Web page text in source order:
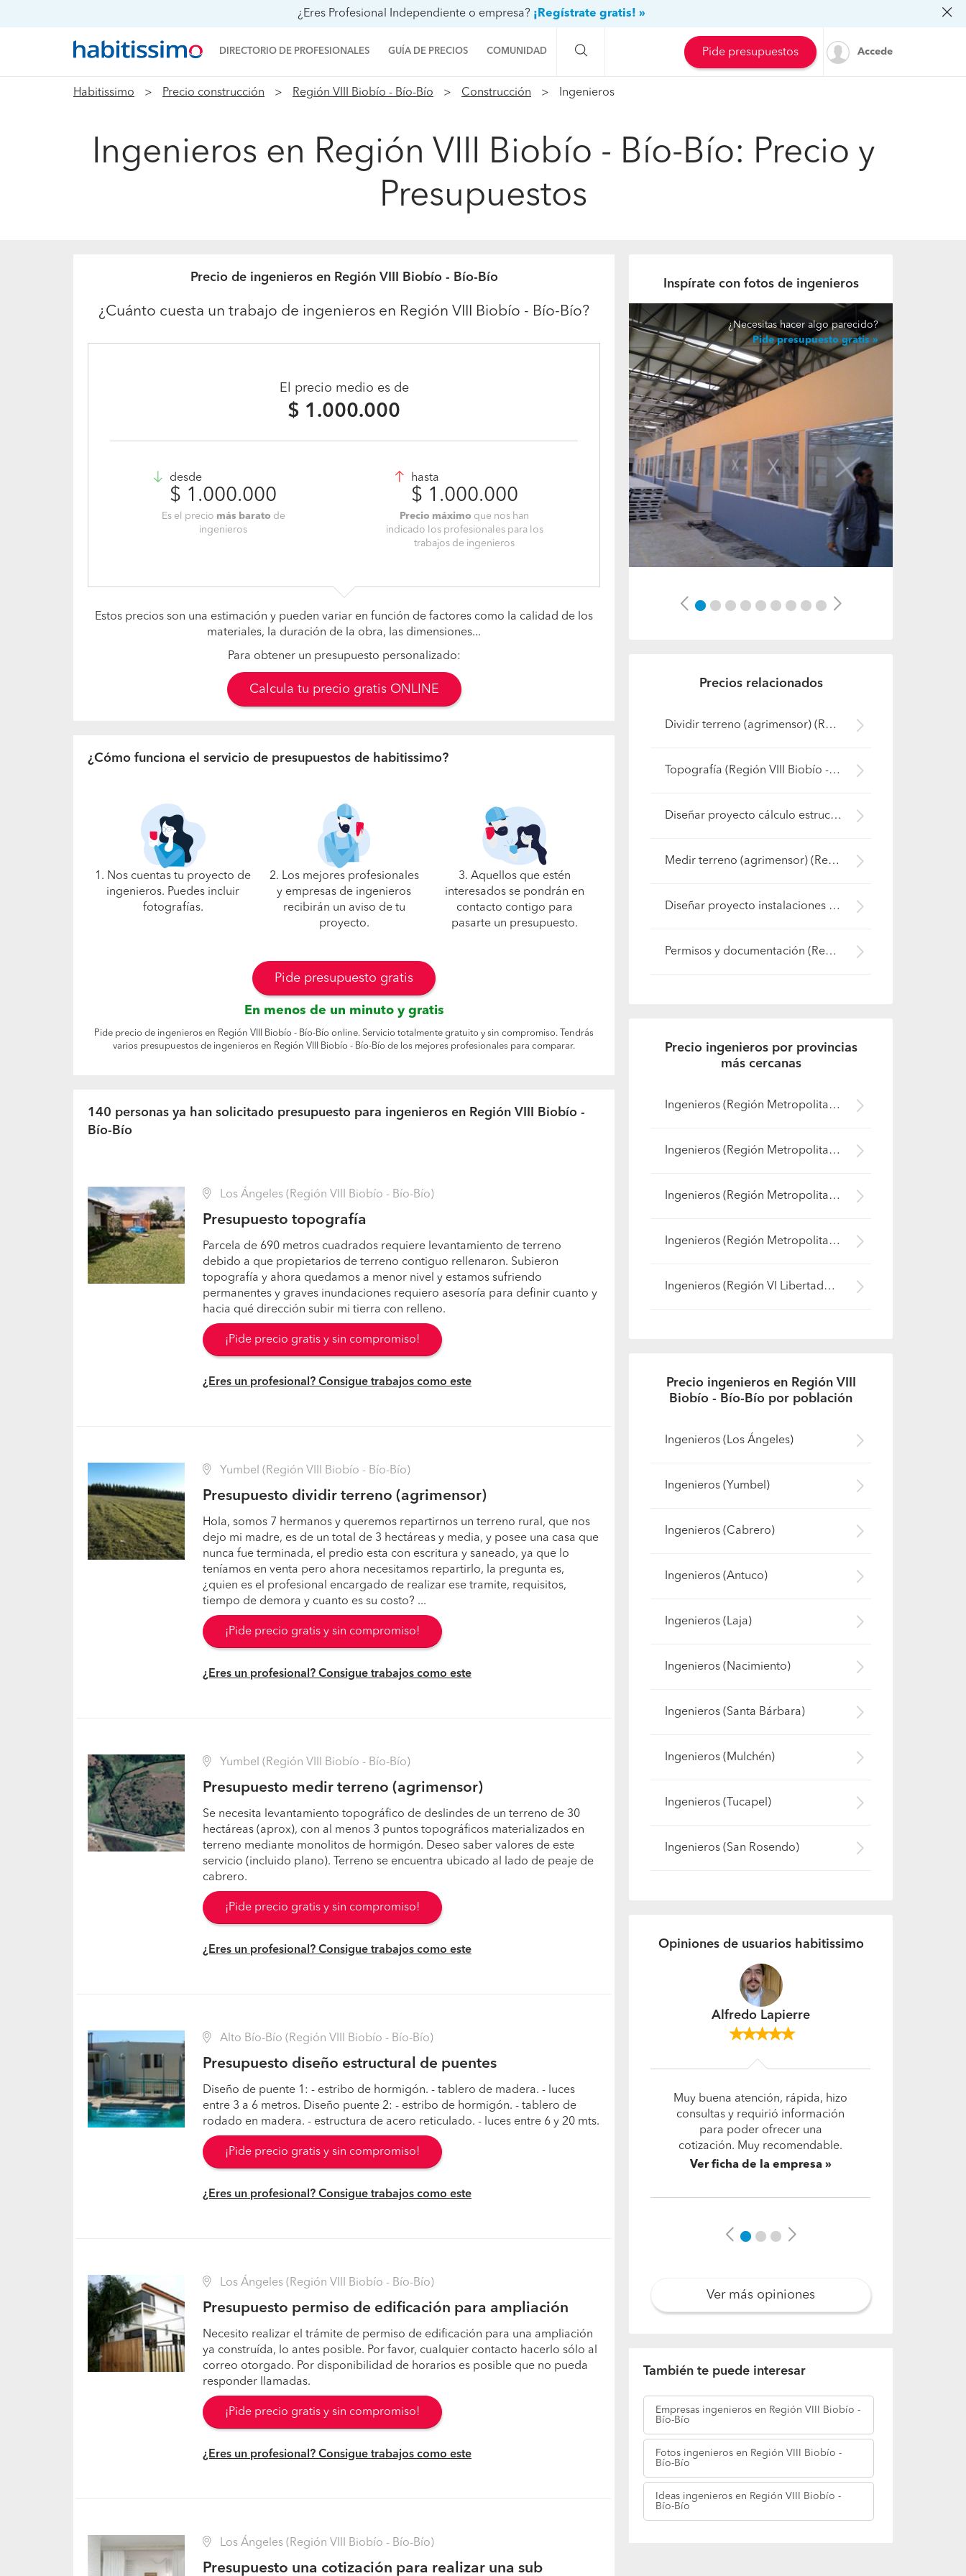
¿Eres Profesional Independiente o empresa? ¡Regístrate gratis! »
DIRECTORIO DE PROFESIONALES GUÍA DE PRECIOS COMUNIDAD
Preguntas a la comunidad
Procenter
Pide presupuestos Accede
Habitissimo Precio construcción Región VIII Biobío - Bío-Bío Construcción Ingenieros
Ingenieros en Región VIII Biobío - Bío-Bío: Precio y
Presupuestos
Precio de ingenieros en Región VIII Biobío - Bío-Bío
¿Cuánto cuesta un trabajo de ingenieros en Región VIII Biobío - Bío-Bío?
El precio medio es de
$ 1.000.000
desde
$ 1.000.000
Es el precio más barato de
ingenieros
hasta
$ 1.000.000
Precio máximo que nos han
indicado los profesionales para los
trabajos de ingenieros
Estos precios son una estimación y pueden variar en función de factores como la calidad de los
materiales, la duración de la obra, las dimensiones...
Para obtener un presupuesto personalizado:
Calcula tu precio gratis ONLINE
¿Cómo funciona el servicio de presupuestos de habitissimo?
1. Nos cuentas tu proyecto de
ingenieros. Puedes incluir
fotografías.
2. Los mejores profesionales
y empresas de ingenieros
recibirán un aviso de tu
proyecto.
3. Aquellos que estén
interesados se pondrán en
contacto contigo para
pasarte un presupuesto.
Pide presupuesto gratis
En menos de un minuto y gratis
Pide precio de ingenieros en Región VIII Biobío - Bío-Bío online. Servicio totalmente gratuito y sin compromiso. Tendrás
varios presupuestos de ingenieros en Región VIII Biobío - Bío-Bío de los mejores profesionales para comparar.
140 personas ya han solicitado presupuesto para ingenieros en Región VIII Biobío -
Bío-Bío
Los Ángeles (Región VIII Biobío - Bío-Bío)
Presupuesto topografía
Parcela de 690 metros cuadrados requiere levantamiento de terreno
debido a que propietarios de terreno contiguo rellenaron. Subieron
topografía y ahora quedamos a menor nivel y estamos sufriendo
permanentes y graves inundaciones requiero asesoría para definir cuanto y
hacia qué dirección subir mi tierra con relleno.
¡Pide precio gratis y sin compromiso!
¿Eres un profesional? Consigue trabajos como este
Yumbel (Región VIII Biobío - Bío-Bío)
Presupuesto dividir terreno (agrimensor)
Hola, somos 7 hermanos y queremos repartirnos un terreno rural, que nos
dejo mi madre, es de un total de 3 hectáreas y media, y posee una casa que
nunca fue terminada, el predio esta con escritura y saneado, ya que lo
teníamos en venta pero ahora necesitamos repartirlo, la pregunta es,
¿quien es el profesional encargado de realizar ese tramite, requisitos,
tiempo de demora y cuanto es su costo? ...
¡Pide precio gratis y sin compromiso!
¿Eres un profesional? Consigue trabajos como este
Yumbel (Región VIII Biobío - Bío-Bío)
Presupuesto medir terreno (agrimensor)
Se necesita levantamiento topográfico de deslindes de un terreno de 30
hectáreas (aprox), con al menos 3 puntos topográficos materializados en
terreno mediante monolitos de hormigón. Deseo saber valores de este
servicio (incluido plano). Terreno se encuentra ubicado al lado de peaje de
cabrero.
¡Pide precio gratis y sin compromiso!
¿Eres un profesional? Consigue trabajos como este
Alto Bío-Bío (Región VIII Biobío - Bío-Bío)
Presupuesto diseño estructural de puentes
Diseño de puente 1: - estribo de hormigón. - tablero de madera. - luces
entre 3 a 6 metros. Diseño puente 2: - estribo de hormigón. - tablero de
rodado en madera. - estructura de acero reticulado. - luces entre 6 y 20 mts.
¡Pide precio gratis y sin compromiso!
¿Eres un profesional? Consigue trabajos como este
Los Ángeles (Región VIII Biobío - Bío-Bío)
Presupuesto permiso de edificación para ampliación
Necesito realizar el trámite de permiso de edificación para una ampliación
ya construída, lo antes posible. Por favor, cualquier contacto hacerlo sólo al
correo otorgado. Por disponibilidad de horarios es posible que no pueda
responder llamadas.
¡Pide precio gratis y sin compromiso!
¿Eres un profesional? Consigue trabajos como este
Los Ángeles (Región VIII Biobío - Bío-Bío)
Presupuesto una cotización para realizar una sub
Inspírate con fotos de ingenieros
¿Necesitas hacer algo parecido?
Pide presupuesto gratis
Previous Next
Precios relacionados
Dividir terreno (agrimensor) (Región VIII Biobío - Bío-Bío)
Topografía (Región VIII Biobío - Bío-Bío)
Diseñar proyecto cálculo estructural (Región VIII Biobío - Bío-Bío)
Medir terreno (agrimensor) (Región VIII Biobío - Bío-Bío)
Diseñar proyecto instalaciones (Región VIII Biobío - Bío-Bío)
Permisos y documentación (Región VIII Biobío - Bío-Bío)
Precio ingenieros por provincias
más cercanas
Ingenieros (Región Metropolitana - Cordillera)
Ingenieros (Región Metropolitana - Maipo)
Ingenieros (Región Metropolitana - Santiago)
Ingenieros (Región Metropolitana - Talagante)
Ingenieros (Región VI Libertador B. O'Higgins - Cachapoal)
Precio ingenieros en Región VIII
Biobío - Bío-Bío por población
Ingenieros (Los Ángeles)
Ingenieros (Yumbel)
Ingenieros (Cabrero)
Ingenieros (Antuco)
Ingenieros (Laja)
Ingenieros (Nacimiento)
Ingenieros (Santa Bárbara)
Ingenieros (Mulchén)
Ingenieros (Tucapel)
Ingenieros (San Rosendo)
Opiniones de usuarios habitissimo
Alicia Godoy
Responsables, muy puntuales y
seriedad.
Ver ficha de la empresa
Bío-Bío
Bío-Bío
Bío-Bío